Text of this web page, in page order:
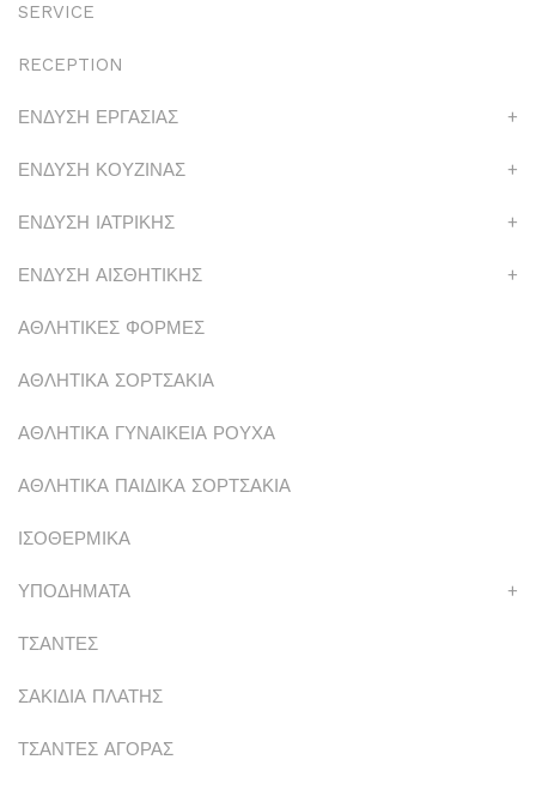
SERVICE
RECEPTION
ΕΝΔΥΣΗ ΕΡΓΑΣΙΑΣ +
ΕΝΔΥΣΗ ΚΟΥΖΙΝΑΣ +
ΕΝΔΥΣΗ ΙΑΤΡΙΚΗΣ +
ΕΝΔΥΣΗ ΑΙΣΘΗΤΙΚΗΣ +
ΑΘΛΗΤΙΚΕΣ ΦΟΡΜΕΣ
ΑΘΛΗΤΙΚΑ ΣΟΡΤΣΑΚΙΑ
ΑΘΛΗΤΙΚΑ ΓΥΝΑΙΚΕΙΑ ΡΟΥΧΑ
ΑΘΛΗΤΙΚΑ ΠΑΙΔΙΚΑ ΣΟΡΤΣΑΚΙΑ
ΙΣΟΘΕΡΜΙΚΑ
ΥΠΟΔΗΜΑΤΑ +
ΤΣΑΝΤΕΣ
ΣΑΚΙΔΙΑ ΠΛΑΤΗΣ
ΤΣΑΝΤΕΣ ΑΓΟΡΑΣ